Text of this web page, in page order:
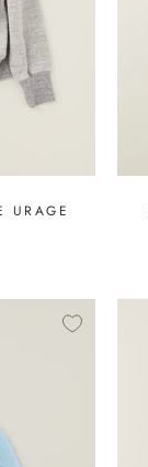
URAGE